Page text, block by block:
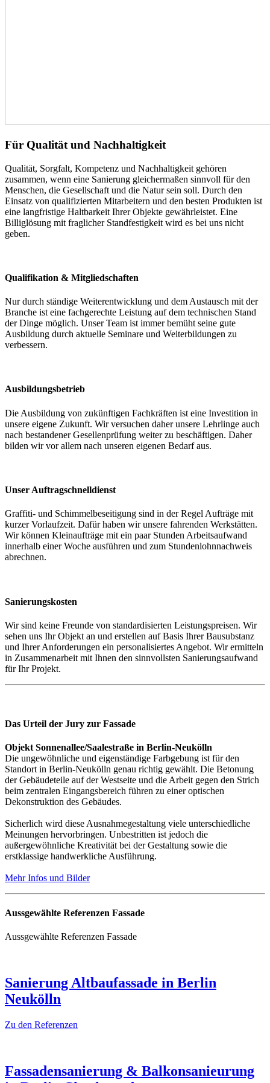
Für Qualität und Nachhaltigkeit
Qualität, Sorgfalt, Kompetenz und Nachhaltigkeit gehören
zusammen, wenn eine Sanierung gleichermaßen sinnvoll für den
Menschen, die Gesellschaft und die Natur sein soll. Durch den
Einsatz von qualifizierten Mitarbeitern und den besten Produkten ist
eine langfristige Haltbarkeit Ihrer Objekte gewährleistet. Eine
Billiglösung mit fraglicher Standfestigkeit wird es bei uns nicht
geben.
Qualifikation & Mitgliedschaften
Nur durch ständige Weiterentwicklung und dem Austausch mit der
Branche ist eine fachgerechte Leistung auf dem technischen Stand
der Dinge möglich. Unser Team ist immer bemüht seine gute
Ausbildung durch aktuelle Seminare und Weiterbildungen zu
verbessern.
Ausbildungsbetrieb
Die Ausbildung von zukünftigen Fachkräften ist eine Investition in
unsere eigene Zukunft. Wir versuchen daher unsere Lehrlinge auch
nach bestandener Gesellenprüfung weiter zu beschäftigen. Daher
bilden wir vor allem nach unseren eigenen Bedarf aus.
Unser Auftragschnelldienst
Graffiti- und Schimmelbeseitigung sind in der Regel Aufträge mit
kurzer Vorlaufzeit. Dafür haben wir unsere fahrenden Werkstätten.
Wir können Kleinaufträge mit ein paar Stunden Arbeitsaufwand
innerhalb einer Woche ausführen und zum Stundenlohnnachweis
abrechnen.
Sanierungskosten
Wir sind keine Freunde von standardisierten Leistungspreisen. Wir
sehen uns Ihr Objekt an und erstellen auf Basis Ihrer Bausubstanz
und Ihrer Anforderungen ein personalisiertes Angebot. Wir ermitteln
in Zusammenarbeit mit Ihnen den sinnvollsten Sanierungsaufwand
für Ihr Projekt.
Das Urteil der Jury zur Fassade
Objekt Sonnenallee/Saalestraße in Berlin-Neukölln
Die ungewöhnliche und eigenständige Farbgebung ist für den
Standort in Berlin-Neukölln genau richtig gewählt. Die Betonung
der Gebäudeteile auf der Westseite und die Arbeit gegen den Strich
beim zentralen Eingangsbereich führen zu einer optischen
Dekonstruktion des Gebäudes.
Sicherlich wird diese Ausnahmegestaltung viele unterschiedliche
Meinungen hervorbringen. Unbestritten ist jedoch die
außergewöhnliche Kreativität bei der Gestaltung sowie die
erstklassige handwerkliche Ausführung.
Mehr Infos und Bilder
Aussgewählte Referenzen Fassade
Aussgewählte Referenzen Fassade
Sanierung Altbaufassade in Berlin
Neukölln
Zu den Referenzen
Fassadensanierung & Balkonsanieurung